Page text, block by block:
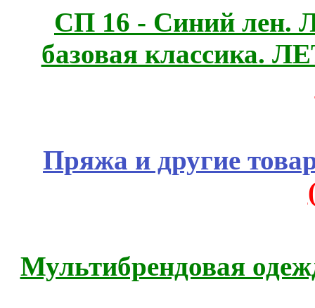
СП 16 - Синий лен.
базовая
Пряжа и другие
Мультибрендовая